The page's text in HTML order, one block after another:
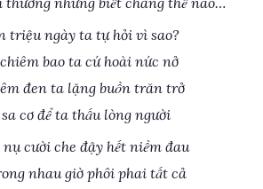
triệu ngày ta tự hỏi vì sao?
bao ta cứ hoài nức nở
đen ta lặng buồn trăn trở
cơ để ta thấu lòng người
cười che đậy hết niềm đau
nhau giờ phôi phai tất cả